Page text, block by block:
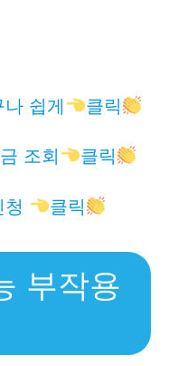
쉽게 클릭
조회 클릭
클릭
부작용